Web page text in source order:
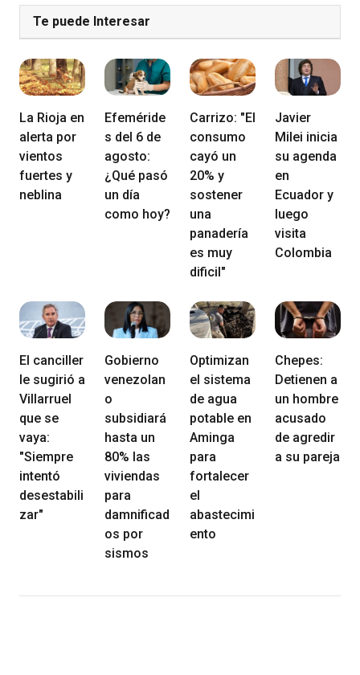
Te puede Interesar
La Rioja en
alerta por
vientos
fuertes y
neblina
Efeméride
s del 6 de
agosto:
¿Qué pasó
un día
como hoy?
Carrizo: "El
consumo
cayó un
20% y
sostener
una
panadería
es muy
dificil"
Javier
Milei inicia
su agenda
en
Ecuador y
luego
visita
Colombia
El canciller
le sugirió a
Villarruel
que se
vaya:
"Siempre
intentó
desestabili
zar"
Gobierno
venezolan
o
subsidiará
hasta un
80% las
viviendas
para
damnificad
os por
sismos
Optimizan
el sistema
de agua
potable en
Aminga
para
fortalecer
el
abastecimi
ento
Chepes:
Detienen a
un hombre
acusado
de agredir
a su pareja